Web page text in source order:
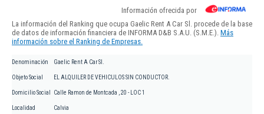
Información ofrecida por
La información del Ranking que ocupa Gaelic Rent A Car Sl. procede de la base
de datos de información financiera de INFORMA D&B S.A.U. (S.M.E.). Más
información sobre el Ranking de Empresas.
Denominación Gaelic Rent A Car Sl.
Objeto Social EL ALQUILER DE VEHICULOS SIN CONDUCTOR.
Domicilio Social Calle Ramon de Montcada , 20 - LOC 1
Localidad Calvia